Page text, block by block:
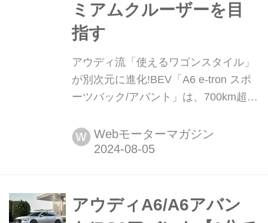
ミアムクルーザーを目
指す
アウディ流「使えるワゴンスタイル」
が別次元に進化!BEV「A6 e-tron スポ
ーツバック/アバント」は、700km超の
を目指す 2024年7月31日(現地時間)、
アウディAGはドイツ本国で「A6 e-
公開した「A6 e-tron コンセプト」を実
用化したもので、3年余の時を経て、
W Webモーターマガジン
アウディA6/A6アバン